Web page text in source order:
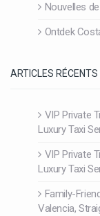
Nouvelles
Ontdek
ARTICLES RÉCENTS
VIP Private
Luxury Taxi
VIP Private
Luxury Taxi
Family-
Valencia,